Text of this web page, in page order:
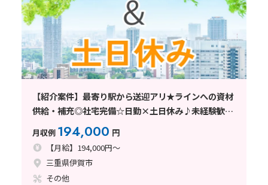
【紹介案件】最寄り駅から送迎アリ★ラインへの資材
供給・補充◎社宅完備☆日勤×土日休み♪未経験歓
月収例 194,000 円
【月給】194,000円～
三重県伊賀市
その他